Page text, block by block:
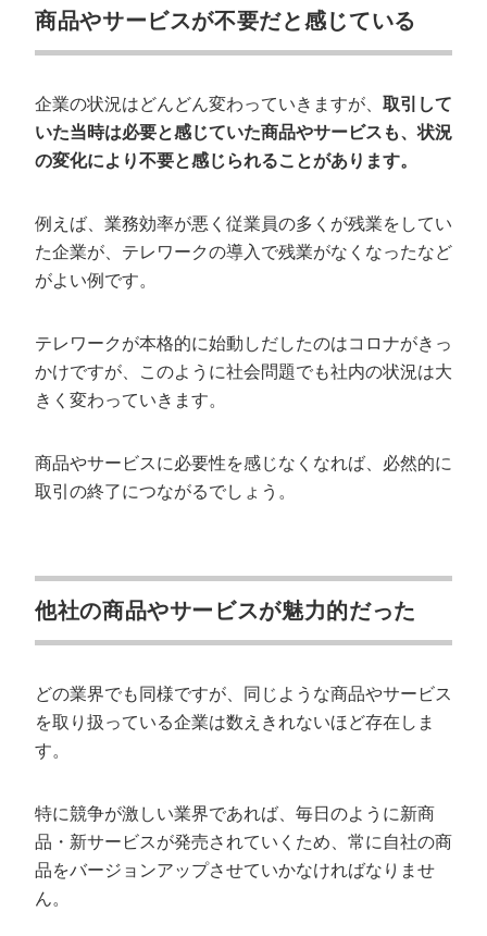
商品やサービスが不要だと感じている
企業の状況はどんどん変わっていきますが、 取引して
いた当時は必要と感じていた商品やサービスも、状況
の変化により不要と感じられることがあります。
例えば、業務効率が悪く従業員の多くが残業をしてい
た企業が、テレワークの導入で残業がなくなったなど
がよい例です。
テレワークが本格的に始動しだしたのはコロナがきっ
かけですが、このように社会問題でも社内の状況は大
きく変わっていきます。
商品やサービスに必要性を感じなくなれば、必然的に
取引の終了につながるでしょう。
他社の商品やサービスが魅力的だった
どの業界でも同様ですが、同じような商品やサービス
を取り扱っている企業は数えきれないほど存在しま
す。
特に競争が激しい業界であれば、毎日のように新商
品・新サービスが発売されていくため、常に自社の商
品をバージョンアップさせていかなければなりませ
ん。